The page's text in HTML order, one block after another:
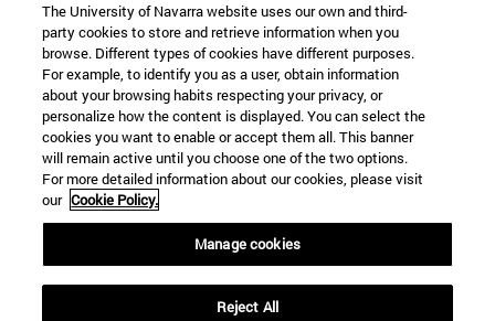
Biblioteca(abre en nueva ventana)
(abre en nueva ventana)
The University of Navarra website uses our own and third-
party cookies to store and retrieve information when you
browse. Different types of cookies have different purposes.
For example, to identify you as a user, obtain information
about your browsing habits respecting your privacy, or
personalize how the content is displayed. You can select the
cookies you want to enable or accept them all. This banner
will remain active until you choose one of the two options.
For more detailed information about our cookies, please visit
our Cookie Policy.
Manage cookies
Reject All